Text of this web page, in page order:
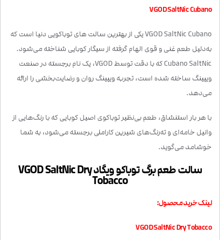
VGOD SaltNic Cubano
VGOD SaltNic Cubano یکی از بهترین سالت های توباکویی دنیا است که
به‌دلیل طعم غنی و قوی الهام گرفته از سیگار کوبایی شناخته می‌شود.
Cubano SaltNic که با دقت توسط VGOD، یک نام برجسته در صنعت
ویپینگ ساخته شده است، تجربه ویپینگ روان و رضایت‌بخشی را ارائه
می‌دهد.
با هر بار استنشاق، طعم بی‌نظیر توباکوی اصیل کوبایی که با رنگ‌هایی از
وانیل خامه‌ای و ته‌رنگ‌های شیرین کاراملی برجسته می‌شود، به شما
خوشامد می‌گوید.
سالت طعم برگ توباکو ویگاد VGOD SaltNic Dry
Tobacco
لینک خرید محصول:
VGOD SaltNic Dry Tobacco